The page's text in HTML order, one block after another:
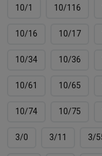
10/1 10/116
10/16 10/17
10/34 10/36
10/61 10/65
10/74 10/75
3/0 3/11 3/